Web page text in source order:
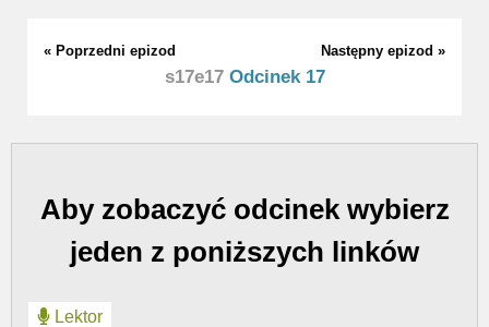
« Poprzedni epizod Następny epizod »
s17e17Odcinek 17
Aby zobaczyć odcinek wybierz
jeden z poniższych linków
Lektor